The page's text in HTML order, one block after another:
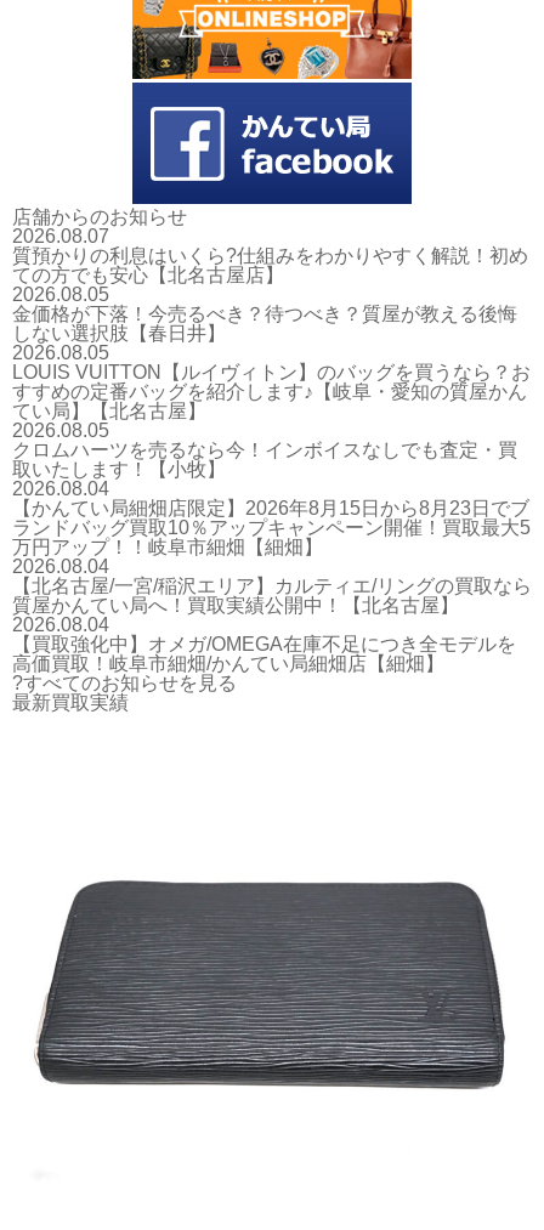
店舗からのお知らせ
2026.08.07
質預かりの利息はいくら?仕組みをわかりやすく解説！初め
ての方でも安心【北名古屋店】
2026.08.05
金価格が下落！今売るべき？待つべき？質屋が教える後悔
しない選択肢【春日井】
2026.08.05
LOUIS VUITTON【ルイヴィトン】のバッグを買うなら？お
すすめの定番バッグを紹介します♪【岐阜・愛知の質屋かん
てい局】【北名古屋】
2026.08.05
クロムハーツを売るなら今！インボイスなしでも査定・買
取いたします！【小牧】
2026.08.04
【かんてい局細畑店限定】2026年8月15日から8月23日でブ
ランドバッグ買取10％アップキャンペーン開催！買取最大5
万円アップ！！岐阜市細畑【細畑】
2026.08.04
【北名古屋/一宮/稲沢エリア】カルティエ/リングの買取なら
質屋かんてい局へ！買取実績公開中！【北名古屋】
2026.08.04
【買取強化中】オメガ/OMEGA在庫不足につき全モデルを
高価買取！岐阜市細畑/かんてい局細畑店【細畑】
?すべてのお知らせを見る
最新買取実績